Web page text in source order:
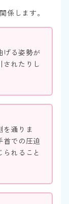
係します。
げる姿勢が
されたりし
を通りま
での圧迫
れること